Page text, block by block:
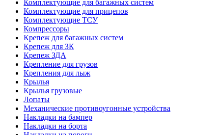
Комплектующие для багажных систем
Комплектующие для прицепов
Комплектующие ТСУ
Компрессоры
Крепеж для багажных систем
Крепеж для ЗК
Крепеж ЗДА
Крепление для грузов
Крепления для лыж
Крылья
Крылья грузовые
Лопаты
Механические противоугонные устройства
Накладки на бампер
Накладки на борта